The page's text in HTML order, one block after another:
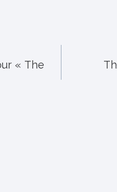
« The